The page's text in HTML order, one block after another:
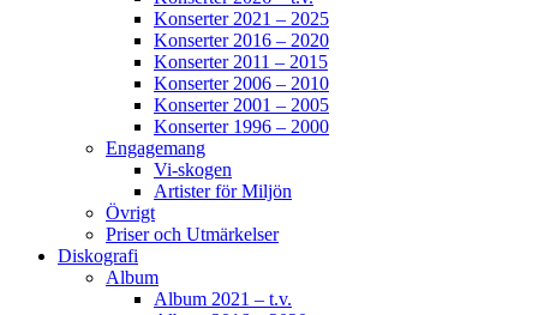
Konserter 2021 – 2025
Konserter 2016 – 2020
Konserter 2011 – 2015
Konserter 2006 – 2010
Konserter 2001 – 2005
Konserter 1996 – 2000
Engagemang
Vi-skogen
Artister för Miljön
Övrigt
Priser och Utmärkelser
Diskografi
Album
Album 2021 – t.v.